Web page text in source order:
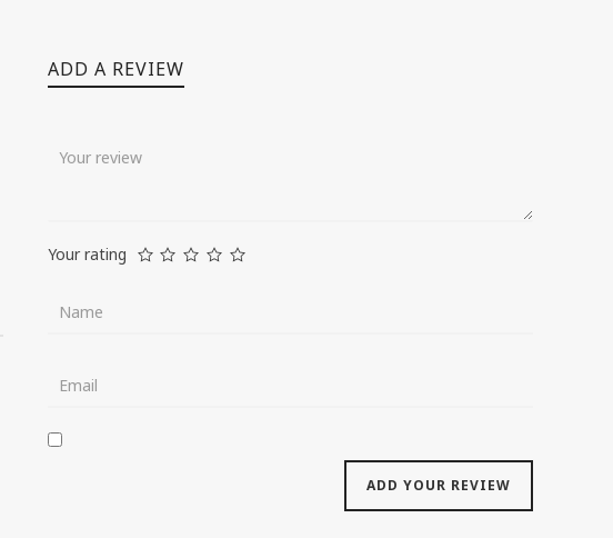
ADD A REVIEW
Your rating